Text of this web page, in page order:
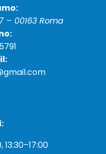
– 00163 Roma
13:30–17:00